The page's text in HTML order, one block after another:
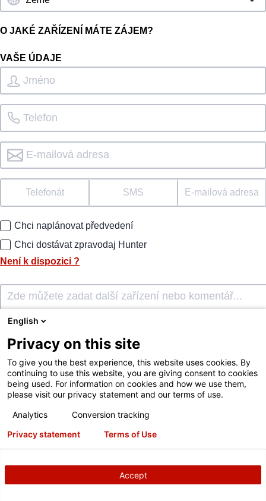
O JAKÉ ZAŘÍZENÍ MÁTE ZÁJEM?
VAŠE ÚDAJE
Telefonát SMS E-mailová adresa
Chci naplánovat předvedení
Chci dostávat zpravodaj Hunter
Není k dispozici ?
ODESLAT POŽADAVEK
English
Privacy on this site
To give you the best experience, this website uses cookies. By
continuing to use this website, you are giving consent to cookies
being used. For information on cookies and how we use them,
please visit our privacy statement and our terms of use.
Analytics
Conversion tracking
Accept
Privacy statement Terms of Use